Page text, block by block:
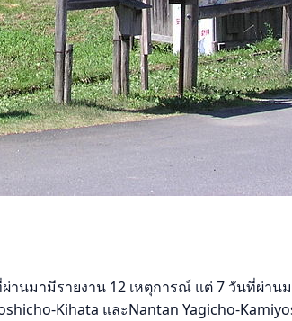
นมามีรายงาน 12 เหตุการณ์ แต่ 7 วันที่ผ่า
Kihata และNantan Yagicho-